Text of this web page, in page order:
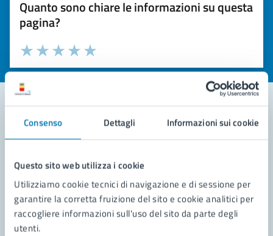
Consenso Dettagli Informazioni sui cookie
Questo sito web utilizza i cookie
Utilizziamo cookie tecnici di navigazione e di sessione per
garantire la corretta fruizione del sito e cookie analitici per
raccogliere informazioni sull'uso del sito da parte degli
utenti.
Quanto sono chiare le informazioni su questa
pagina?
Valuta la chiarezza delle informazioni (da 1 a 5 stelle)
Seleziona il numero di stelle per valutare la chiarezza delle
Valuta 5 stelle su 5
Valuta 4 stelle su 5
Valuta 3 stelle su 5
Valuta 2 stelle su 5
Valuta 1 stelle su 5
Contatta il comune
Leggi le domande frequenti
Richiedi assistenza
Prenota appuntamento